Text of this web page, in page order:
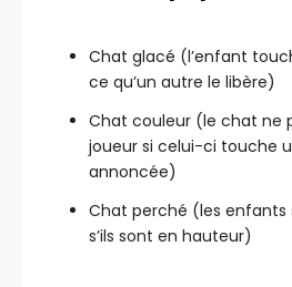
Chat glacé (l’enfant
ce qu’un autre le libère)
Chat couleur (le chat ne
joueur si celui-ci touche
annoncée)
Chat perché (les enfants
s’ils sont en hauteur)